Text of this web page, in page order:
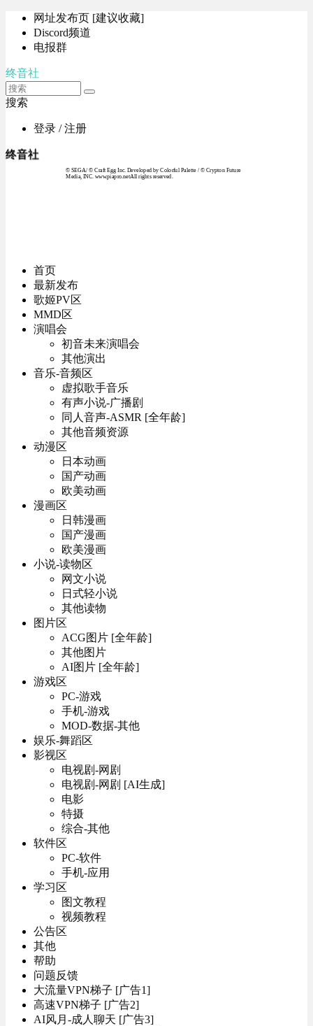
网址发布页 [建议收藏]
Discord频道
电报群
终音社
搜索
登录 / 注册
终音社
© SEGA / © Craft Egg Inc. Developed by Colorful Palette / © Crypton Future
Media, INC. www.piapro.netAll rights reserved.
首页
最新发布
歌姬PV区
MMD区
演唱会
初音未来演唱会
其他演出
音乐-音频区
虚拟歌手音乐
有声小说-广播剧
同人音声-ASMR [全年龄]
其他音频资源
动漫区
日本动画
国产动画
欧美动画
漫画区
日韩漫画
国产漫画
欧美漫画
小说-读物区
网文小说
日式轻小说
其他读物
图片区
ACG图片 [全年龄]
其他图片
AI图片 [全年龄]
游戏区
PC-游戏
手机-游戏
MOD-数据-其他
娱乐-舞蹈区
影视区
电视剧-网剧
电视剧-网剧 [AI生成]
电影
特摄
综合-其他
软件区
PC-软件
手机-应用
学习区
图文教程
视频教程
公告区
其他
帮助
问题反馈
大流量VPN梯子 [广告1]
高速VPN梯子 [广告2]
AI风月-成人聊天 [广告3]